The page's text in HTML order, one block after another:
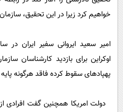
خواهیم کرد زیرا در این تحقیق،
امیر سعید ایروانی سفیر ایران در
اوکراین برای بازدید کارشناسان
پهپادهای سقوط کرده فاقد هرگونه
دولت امریکا همچنین گفت افرادی